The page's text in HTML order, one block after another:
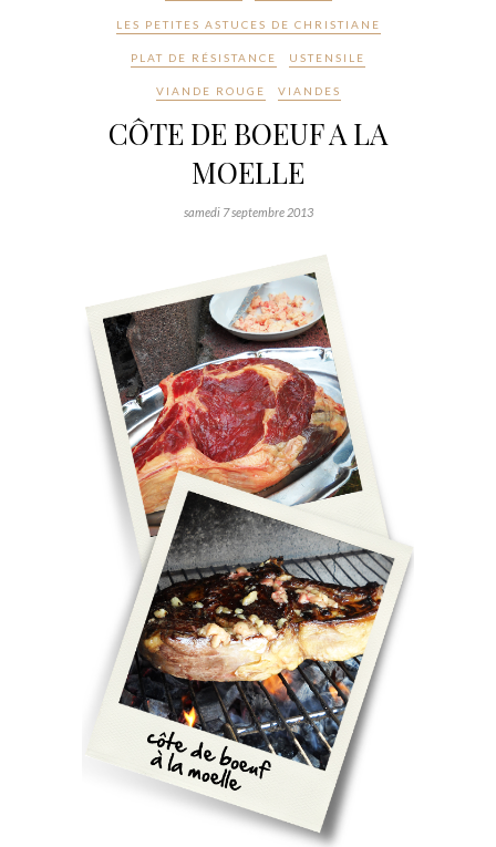
LES PETITES ASTUCES DE CHRISTIANE
PLAT DE RÉSISTANCE USTENSILE
VIANDE ROUGE VIANDES
CÔTE DE BOEUF A LA
MOELLE
samedi 7 septembre 2013